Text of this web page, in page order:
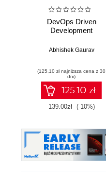
DevOps Driven
Development
Abhishek Gaurav
(125,10 zł najniższa cena z 30
dni)
125.10 zł
139.00zł (-10%)